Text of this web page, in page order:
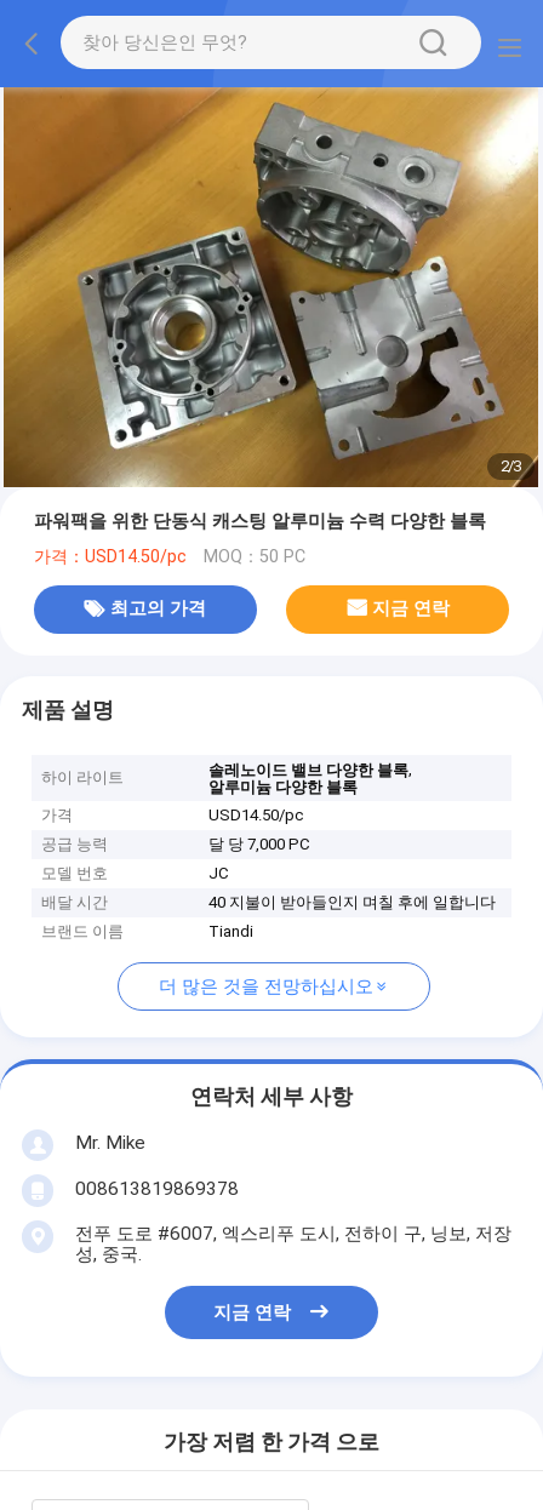
2/3
파워팩을 위한 단동식 캐스팅 알루미늄 수력 다양한 블록
가격：USD14.50/pc MOQ：50 PC
최고의 가격 지금 연락
제품 설명
하이 라이트 솔레노이드 밸브 다양한 블록,
알루미늄 다양한 블록
가격
USD14.50/pc
공급 능력
달 당 7,000 PC
모델 번호
JC
배달 시간
40 지불이 받아들인지 며칠 후에 일합니다
브랜드 이름
Tiandi
더 많은 것을 전망하십시오
연락처 세부 사항
Mr. Mike
008613819869378
전푸 도로 #6007, 엑스리푸 도시, 전하이 구, 닝보, 저장
성, 중국.
지금 연락
가장 저렴 한 가격 으로